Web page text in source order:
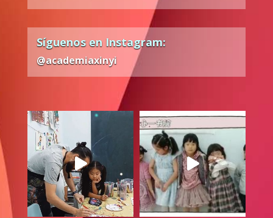
Síguenos en Instagram:
@academiaxinyi